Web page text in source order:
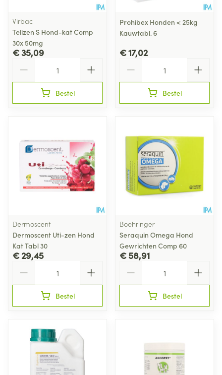
Virbac
Telizen S Hond-kat Comp
30x 50mg
€ 35,09
Bestel
Prohibex Honden < 25kg
Kauwtabl. 6
€ 17,02
Bestel
Dermoscent
Dermoscent Uti-zen Hond
Kat Tabl 30
€ 29,45
Bestel
Boehringer
Seraquin Omega Hond
Gewrichten Comp 60
€ 58,91
Bestel